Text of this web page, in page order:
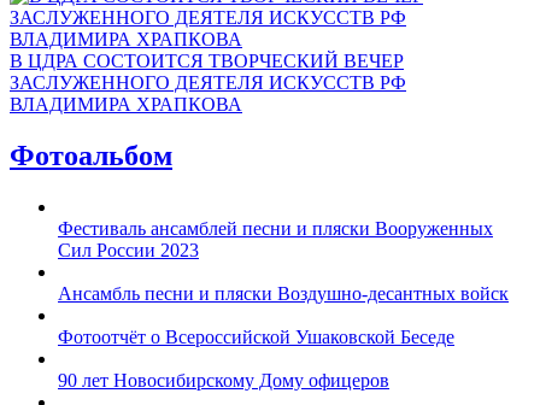
В ЦДРА СОСТОИТСЯ ТВОРЧЕСКИЙ ВЕЧЕР
ЗАСЛУЖЕННОГО ДЕЯТЕЛЯ ИСКУССТВ РФ
ВЛАДИМИРА ХРАПКОВА
Фотоальбом
Фестиваль ансамблей песни и пляски Вооруженных
Сил России 2023
Ансамбль песни и пляски Воздушно-десантных войск
Фотоотчёт о Всероссийской Ушаковской Беседе
90 лет Новосибирскому Дому офицеров